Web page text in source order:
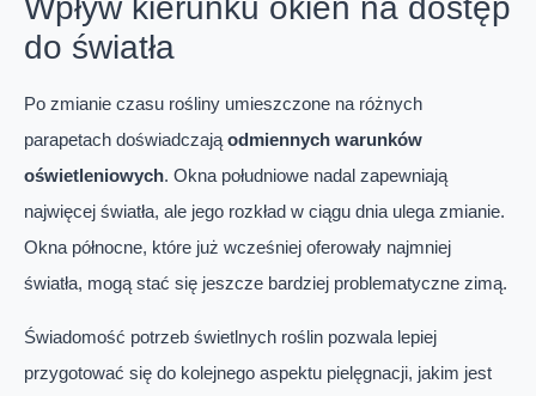
Wpływ kierunku okien na dostęp
do światła
Po zmianie czasu rośliny umieszczone na różnych
parapetach doświadczająodmiennych warunków
oświetleniowych. Okna południowe nadal zapewniają
najwięcej światła, ale jego rozkład w ciągu dnia ulega zmianie.
Okna północne, które już wcześniej oferowały najmniej
światła, mogą stać się jeszcze bardziej problematyczne zimą.
Świadomość potrzeb świetlnych roślin pozwala lepiej
przygotować się do kolejnego aspektu pielęgnacji, jakim jest